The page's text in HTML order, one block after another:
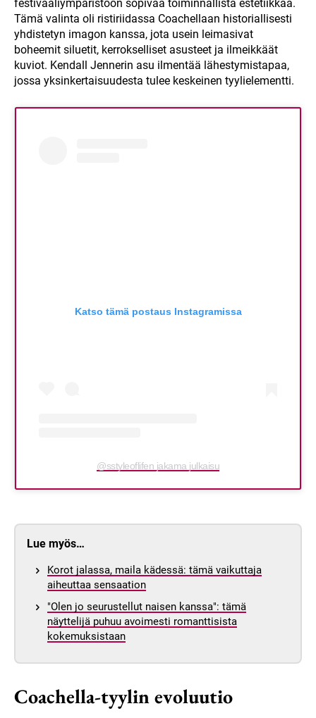
festivaaliympäristöön sopivaa toiminnallista estetiikkaa.
Tämä valinta oli ristiriidassa Coachellaan historiallisesti
yhdistetyn imagon kanssa, jota usein leimasivat
boheemit siluetit, kerrokselliset asusteet ja ilmeikkäät
kuviot. Kendall Jennerin asu ilmentää lähestymistapaa,
jossa yksinkertaisuudesta tulee keskeinen tyylielementti.
Katso tämä postaus Instagramissa
@sstyleoflifen jakama julkaisu
Lue myös…
Korot jalassa, maila kädessä: tämä vaikuttaja
aiheuttaa sensaation
"Olen jo seurustellut naisen kanssa": tämä
näyttelijä puhuu avoimesti romanttisista
kokemuksistaan
Coachella-tyylin evoluutio